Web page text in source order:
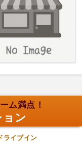
ム満点！
ン
ライブイン